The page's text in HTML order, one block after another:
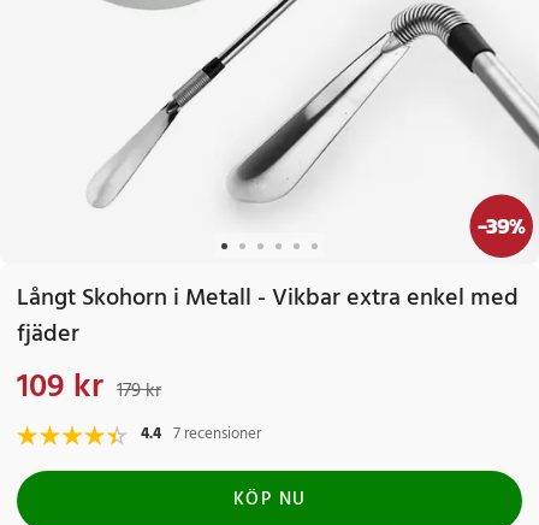
-39%
Långt Skohorn i Metall - Vikbar extra enkel med
fjäder
Nuvarande pris
109 kr 179 kr
4.4 7 recensioner
KÖP NU